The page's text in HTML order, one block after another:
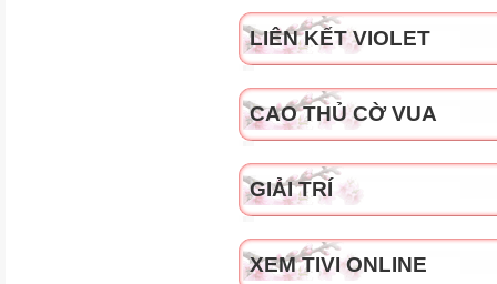
LIÊN KẾT VIOLET
CAO THỦ CỜ VUA
GIẢI TRÍ
XEM TIVI ONLINE